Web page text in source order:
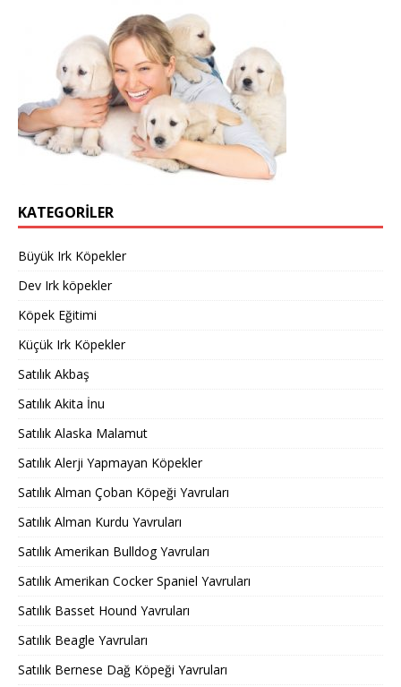
KATEGORILER
Büyük Irk Köpekler
Dev Irk köpekler
Köpek Eğitimi
Küçük Irk Köpekler
Satılık Akbaş
Satılık Akita İnu
Satılık Alaska Malamut
Satılık Alerji Yapmayan Köpekler
Satılık Alman Çoban Köpeği Yavruları
Satılık Alman Kurdu Yavruları
Satılık Amerikan Bulldog Yavruları
Satılık Amerikan Cocker Spaniel Yavruları
Satılık Basset Hound Yavruları
Satılık Beagle Yavruları
Satılık Bernese Dağ Köpeği Yavruları